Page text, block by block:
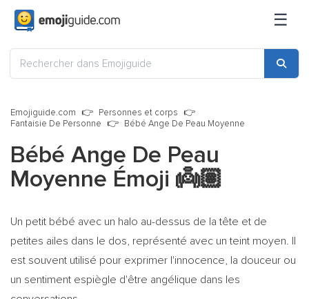
☰
Emojiguide.com
Personnes et corps
Fantaisie De Personne
Bébé Ange De Peau Moyenne
Bébé Ange De Peau
Moyenne Émoji 👼🏽
Un petit bébé avec un halo au-dessus de la tête et de
petites ailes dans le dos, représenté avec un teint moyen. Il
est souvent utilisé pour exprimer l'innocence, la douceur ou
un sentiment espiègle d'être angélique dans les